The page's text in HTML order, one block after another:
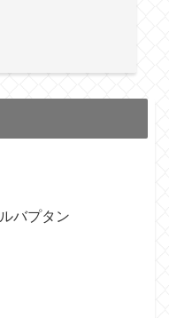
バプタン